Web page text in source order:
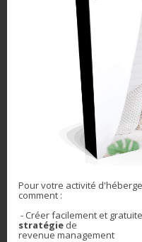
Ne perdez pas de
recevant
qui vous font perdre
🗝️ Quelles sont ces
🗝️ Comment je
🗝️ Pour chaque
aller plus loin
Pour votre activité
comment :
- Créer facilement et
stratégie de
revenue management